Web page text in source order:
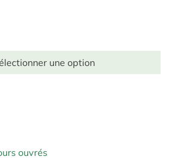
une option
ouvrés